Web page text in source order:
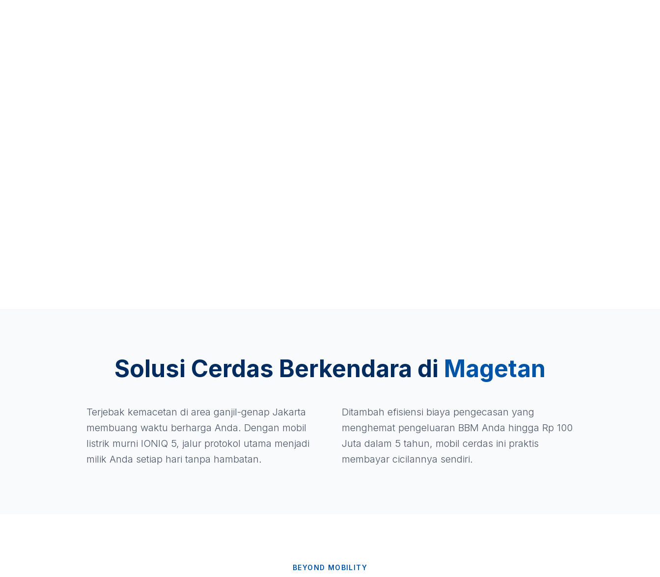
Solusi Cerdas Berkendara di Magetan
Terjebak kemacetan di area ganjil-genap Jakarta
membuang waktu berharga Anda. Dengan mobil
listrik murni IONIQ 5, jalur protokol utama menjadi
milik Anda setiap hari tanpa hambatan.
Ditambah efisiensi biaya pengecasan yang
menghemat pengeluaran BBM Anda hingga Rp 100
Juta dalam 5 tahun, mobil cerdas ini praktis
membayar cicilannya sendiri.
BEYOND MOBILITY